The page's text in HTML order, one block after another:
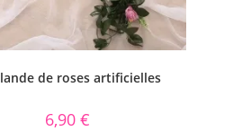
de roses artificielles
6,90 €